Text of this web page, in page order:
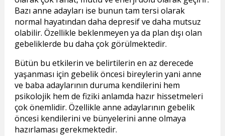
Bazı anne adayları ise bunun tam tersi olarak
normal hayatından daha depresif ve daha mutsuz
olabilir. Özellikle beklenmeyen ya da plan dışı olan
gebeliklerde bu daha çok görülmektedir.
Bütün bu etkilerin ve belirtilerin en az derecede
yaşanması için gebelik öncesi bireylerin yani anne
ve baba adaylarının duruma kendilerini hem
psikolojik hem de fiziki anlamda hazır hissetmeleri
çok önemlidir. Özellikle anne adaylarının gebelik
öncesi kendilerini ve bünyelerini anne olmaya
hazırlaması gerekmektedir.